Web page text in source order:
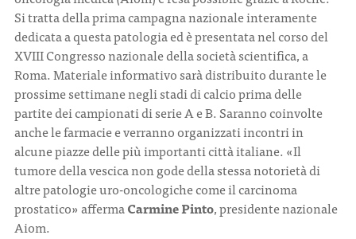
Si tratta della prima campagna nazionale interamente
dedicata a questa patologia ed è presentata nel corso del
XVIII Congresso nazionale della società scientifica, a
Roma. Materiale informativo sarà distribuito durante le
prossime settimane negli stadi di calcio prima delle
partite dei campionati di serie A e B. Saranno coinvolte
anche le farmacie e verranno organizzati incontri in
alcune piazze delle più importanti città italiane. «Il
tumore della vescica non gode della stessa notorietà di
altre patologie uro-oncologiche come il carcinoma
prostatico» affermaCarmine Pinto, presidente nazionale
Aiom.